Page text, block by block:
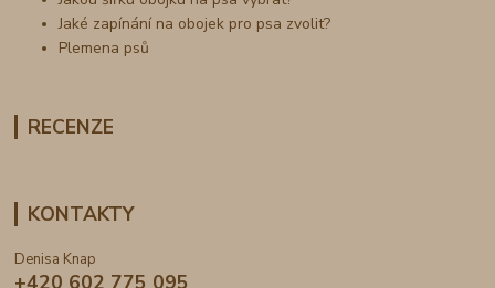
Jaké zapínání na obojek pro psa zvolit?
Plemena psů
RECENZE
KONTAKTY
Denisa Knap
+420 602 775 095